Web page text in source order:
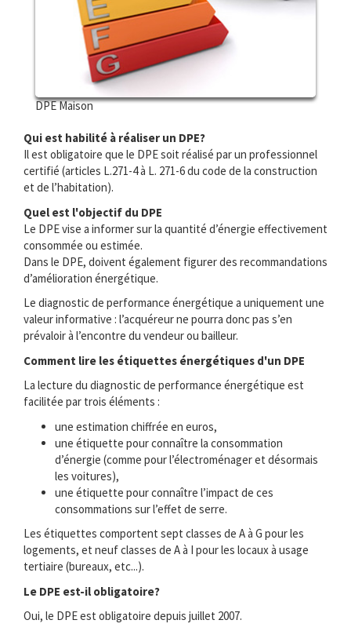
DPE Maison
Qui est habilité à réaliser un DPE?
Il est obligatoire que le DPE soit réalisé par un professionnel
certifié (articles L.271-4 à L. 271-6 du code de la construction
et de l’habitation).
Quel est l'objectif du DPE
Le DPE vise a informer sur la quantité d’énergie effectivement
consommée ou estimée.
Dans le DPE, doivent également figurer des recommandations
d’amélioration énergétique.
Le diagnostic de performance énergétique a uniquement une
valeur informative : l’acquéreur ne pourra donc pas s’en
prévaloir à l’encontre du vendeur ou bailleur.
Comment lire les étiquettes énergétiques d'un DPE
La lecture du diagnostic de performance énergétique est
facilitée par trois éléments :
une estimation chiffrée en euros,
une étiquette pour connaître la consommation
d’énergie (comme pour l’électroménager et désormais
les voitures),
une étiquette pour connaître l’impact de ces
consommations sur l’effet de serre.
Les étiquettes comportent sept classes de A à G pour les
logements, et neuf classes de A à I pour les locaux à usage
tertiaire (bureaux, etc...).
Le DPE est-il obligatoire?
Oui, le DPE est obligatoire depuis juillet 2007.